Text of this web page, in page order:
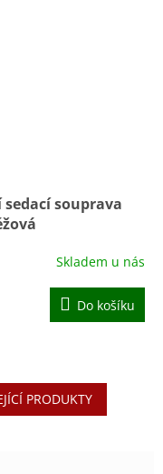
souprava
Skladem u nás
Do košíku
PRODUKTY